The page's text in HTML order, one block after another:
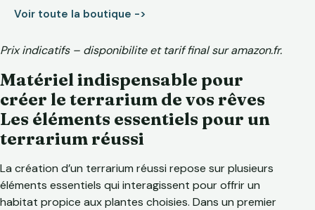
Voir toute la boutique ->
Prix indicatifs – disponibilite et tarif final sur amazon.fr.
Matériel indispensable pour
créer le terrarium de vos rêves
Les éléments essentiels pour un
terrarium réussi
La création d’un terrarium réussi repose sur plusieurs
éléments essentiels qui interagissent pour offrir un
habitat propice aux plantes choisies. Dans un premier